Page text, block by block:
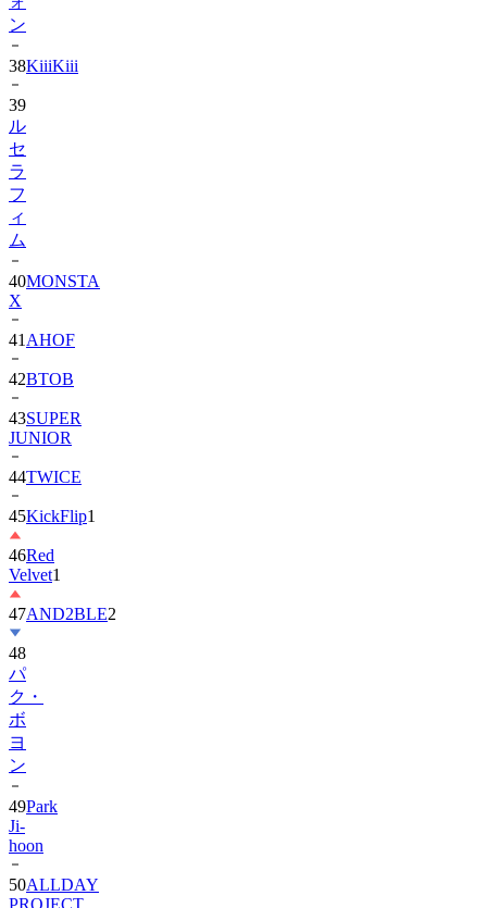
38
39
ル
セ
ラ
フ
ィ
ム
40
X
41
42 BTOB
43SUPER
JUNIOR
44TWICE
45KickFlip
46Red
Velvet
47AND2BLE
48
パ
ク・
ボ
ヨ
ン
49
Ji-
hoon
50ALLDAY
PROJECT